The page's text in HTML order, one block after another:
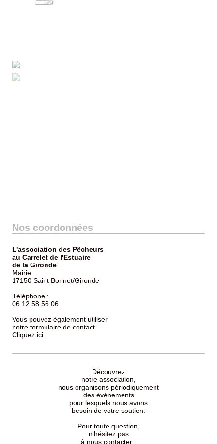
Nos coordonnées
L'association des Pêcheurs
au Carrelet de l'Estuaire
de la Gironde
Mairie
17150 Saint Bonnet/Gironde
Téléphone :
06 12 58 56 06
Vous pouvez également utiliser
notre formulaire de contact.
Cliquez ici
Découvrez
notre association,
nous organisons périodiquement
des événements
pour lesquels nous avons
besoin de votre soutien.
Pour toute question,
n'hésitez pas
à nous contacter ;